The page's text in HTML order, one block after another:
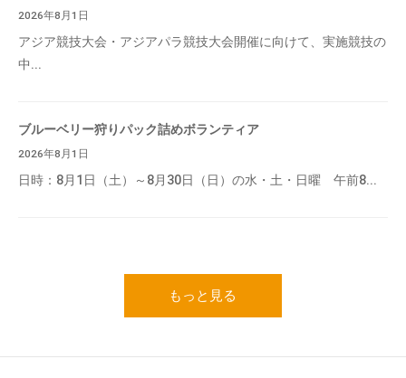
2026年8月1日
アジア競技大会・アジアパラ競技大会開催に向けて、実施競技の
中...
ブルーベリー狩りパック詰めボランティア
2026年8月1日
日時：8月1日（土）～8月30日（日）の水・土・日曜 午前8...
もっと見る